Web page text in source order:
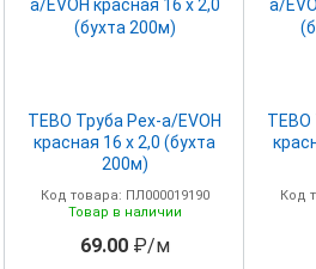
TEBO Труба Pex-a/EVOH
красная 16 х 2,0 (бухта
200м)
Код товара: ПЛ000019190
Товар в наличии
69.00₽/м
TEBO
Код